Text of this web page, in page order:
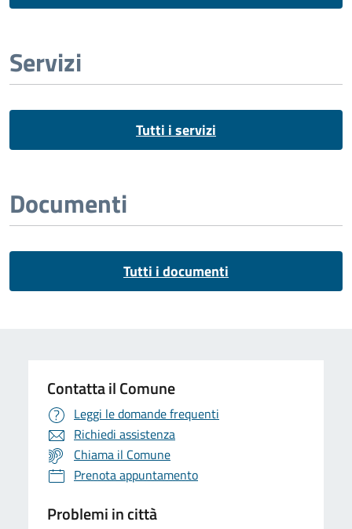
Servizi
Tutti i servizi
Documenti
Tutti i documenti
Contatta il Comune
Leggi le domande frequenti
Richiedi assistenza
Chiama il Comune
Prenota appuntamento
Problemi in città